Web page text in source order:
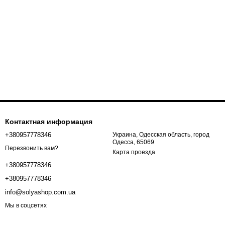
Контактная информация
+380957778346
Перезвонить вам?
+380957778346
+380957778346
info@solyashop.com.ua
Украина, Одесская область, город
Одесса, 65069
Карта проезда
Мы в соцсетях